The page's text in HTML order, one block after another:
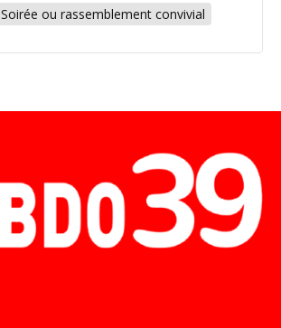
Soirée ou rassemblement convivial